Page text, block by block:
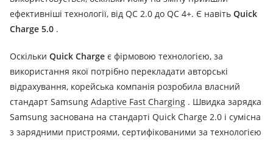
ефективніші технології, від QC 2.0 до QC 4+. Є навіть Quick
Charge 5.0 .
Оскільки Quick Charge є фірмовою технологією, за
використання якої потрібно перекладати авторські
відрахування, корейська компанія розробила власний
стандарт Samsung Adaptive Fast Charging . Швидка зарядка
Samsung заснована на стандарті Quick Charge 2.0 і сумісна
з зарядними пристроями, сертифікованими за технологією